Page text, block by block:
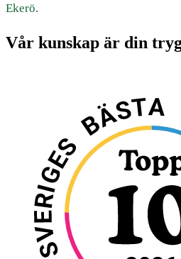
Ekerö.
Vår kunskap är din